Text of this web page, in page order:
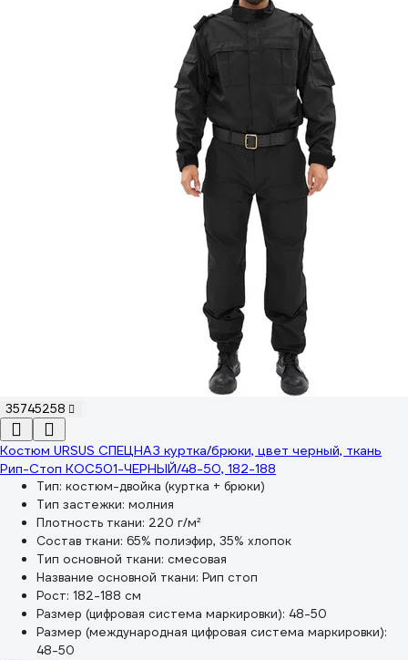
35745258
Костюм URSUS СПЕЦНАЗ куртка/брюки, цвет черный, ткань
Рип-Стоп КОС501-ЧЕРНЫЙ/48-50, 182-188
Тип: костюм-двойка (куртка + брюки)
Тип застежки: молния
Плотность ткани: 220 г/м²
Состав ткани: 65% полиэфир, 35% хлопок
Тип основной ткани: смесовая
Название основной ткани: Рип стоп
Рост: 182-188 см
Размер (цифровая система маркировки): 48-50
Размер (международная цифровая система маркировки):
48-50